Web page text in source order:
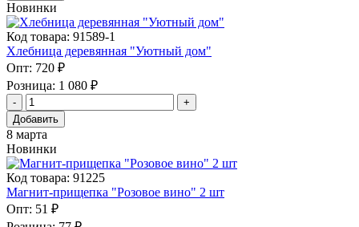
Новинки
Код товара: 91589-1
Хлебница деревянная "Уютный дом"
Опт: 720 ₽
Розница: 1 080 ₽
Добавить
8 марта
Новинки
Код товара: 91225
Магнит-прищепка "Розовое вино" 2 шт
Опт: 51 ₽